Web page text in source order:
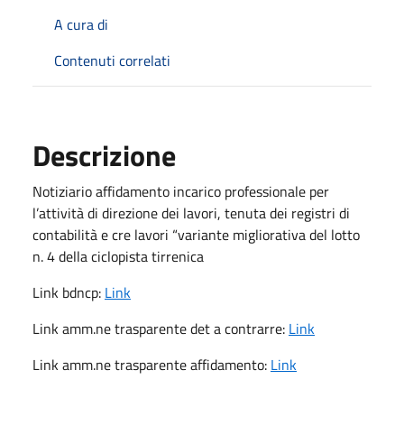
A cura di
Contenuti correlati
Descrizione
Notiziario affidamento incarico professionale per
l’attività di direzione dei lavori, tenuta dei registri di
contabilità e cre lavori “variante migliorativa del lotto
n. 4 della ciclopista tirrenica
Link bdncp: Link
Link amm.ne trasparente det a contrarre: Link
Link amm.ne trasparente affidamento: Link